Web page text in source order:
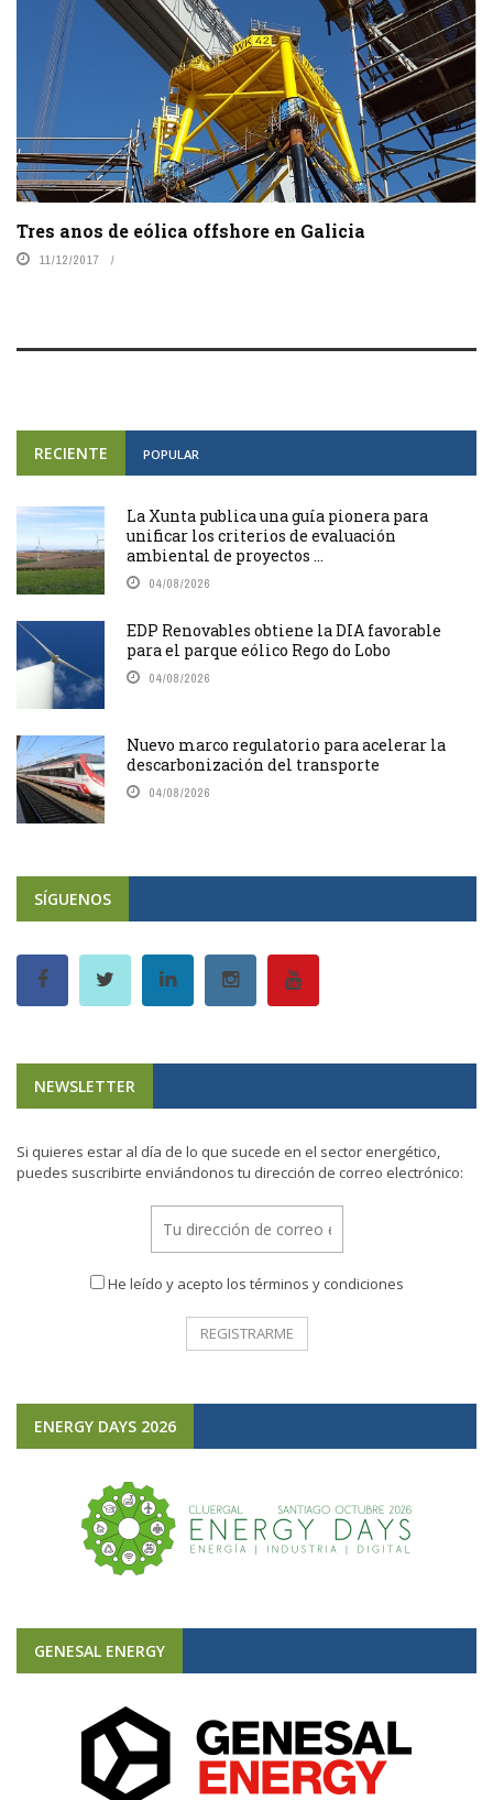
Tres anos de eólica offshore en Galicia
11/12/2017
RECIENTE POPULAR
La Xunta publica una guía pionera para
unificar los criterios de evaluación
ambiental de proyectos ...
04/08/2026
EDP Renovables obtiene la DIA favorable
para el parque eólico Rego do Lobo
04/08/2026
Nuevo marco regulatorio para acelerar la
descarbonización del transporte
04/08/2026
SÍGUENOS
NEWSLETTER
Si quieres estar al día de lo que sucede en el sector energético,
puedes suscribirte enviándonos tu dirección de correo electrónico:
He leído y acepto los términos y condiciones
ENERGY DAYS 2026
GENESAL ENERGY